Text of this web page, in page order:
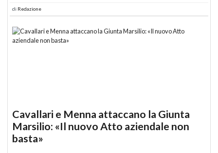
di Redazione
Cavallari e Menna attaccano la Giunta
Marsilio: «Il nuovo Atto aziendale non
basta»